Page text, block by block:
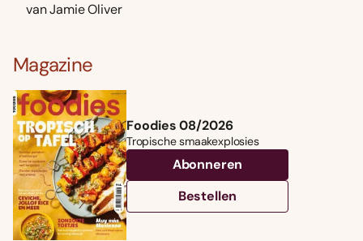
van Jamie Oliver
Magazine
Foodies 08/2026
Tropische smaakexplosies
Abonneren
Bestellen